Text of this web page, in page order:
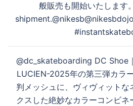
般販売も開始いたします
@dc_skateboarding DC Shoe
LUCIEN-2025年の第三弾カラ
判メッシュに、ヴィヴィットな
クスした絶妙なカラーコンビ